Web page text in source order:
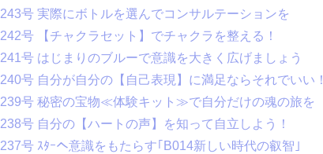
243号 実際にボトルを選んでコンサルテーションを
242号 【チャクラセット】でチャクラを整える！
241号 はじまりのブルーで意識を大きく広げましょう
240号 自分が自分の【自己表現】に満足ならそれでいい！
239号 秘密の宝物≪体験キット≫で自分だけの魂の旅を
238号 自分の【ハートの声】を知って自立しよう！
237号 ｽﾀｰへ意識をもたらす｢B014新しい時代の叡智｣